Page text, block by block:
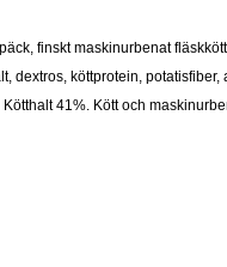
finskt maskinurbenat
dextros, köttprotein,
Kötthalt 41%. Kött och